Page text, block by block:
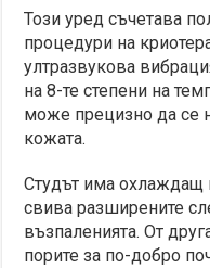
Този уред съчетава
процедури на
ултразвукова
на 8-те степени на
може прецизно да се
кожата.
Студът има охлаждащ
свива разширените
възпаленията. От
порите за по-добро